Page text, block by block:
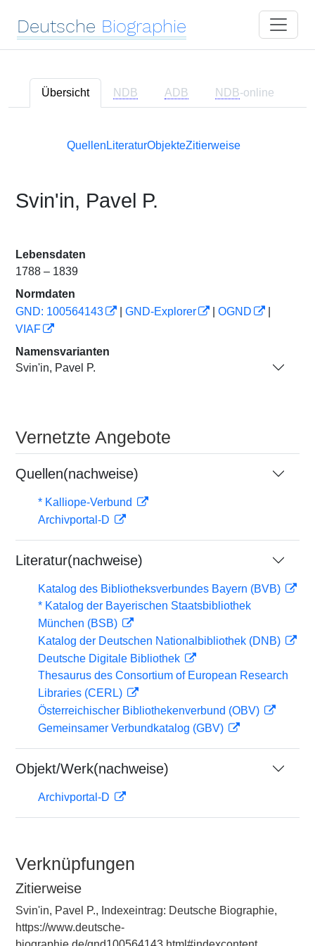
Deutsche Biographie
Übersicht NDB ADB NDB-online
Quellen LiteraturObjekteZitierweise
Svinʹin, Pavel P.
Lebensdaten
1788 – 1839
Normdaten
GND: 100564143
GND-Explorer OGND
VIAF
Namensvarianten
Svinʹin, Pavel P.
Vernetzte Angebote
Quellen(nachweise)
* Kalliope-Verbund
Archivportal-D
Literatur(nachweise)
Katalog des Bibliotheksverbundes Bayern (BVB)
* Katalog der Bayerischen Staatsbibliothek
München (BSB)
Katalog der Deutschen Nationalbibliothek (DNB)
Deutsche Digitale Bibliothek
Thesaurus des Consortium of European Research
Libraries (CERL)
Österreichischer Bibliothekenverbund (OBV)
Gemeinsamer Verbundkatalog (GBV)
Objekt/Werk(nachweise)
Archivportal-D
Verknüpfungen
Zitierweise
Svinʹin, Pavel P., Indexeintrag: Deutsche Biographie,
https://www.deutsche-